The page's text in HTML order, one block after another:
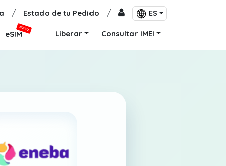
/ Estado de tu Pedido / ES
eSIM
NUEVO
Liberar Consultar IMEI